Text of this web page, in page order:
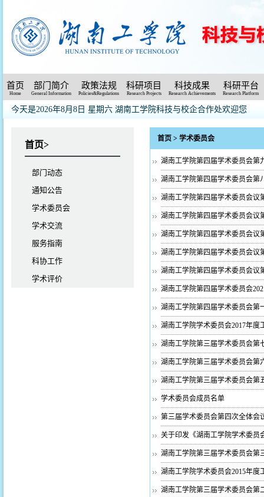
首页
Home
部门简介
General Information
政策法规
Policies&Regulations
科研项目
Research Projects
科技成果
Research Achievements
科研平台
Research Platform
今天是2026年8月8日 星期六 湖南工学院科技与校企合作处欢迎您
首页>
部门动态
通知公告
学术委员会
学术交流
服务指南
科协工作
学术评价
首页 > 学术委员会
湖南工学院第四届学术委员会第
湖南工学院第四届学术委员会第
湖南工学院第四届学术委员会议
湖南工学院第四届学术委员会议
湖南工学院第四届学术委员会议
湖南工学院第四届学术委员会议
湖南工学院第四届学术委员会议
湖南工学院第四届学术委员会
湖南工学院第四届学术委员会第
湖南工学院学术委员会2017年度
湖南工学院第三届学术委员会第
湖南工学院第三届学术委员会第
湖南工学院第三届学术委员会第
学术委员会成员名单
第三届学术委员会第四次全体会
关于印发《湖南工学院学术委员
湖南工学院第三届学术委员会第
湖南工学院学术委员会2015年度
湖南工学院第三届学术委员会第